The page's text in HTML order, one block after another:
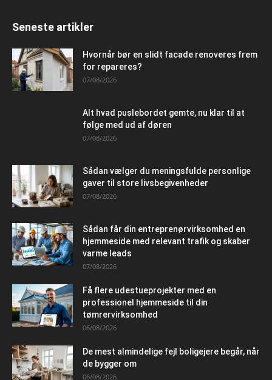
Seneste artikler
Hvornår bør en slidt facade renoveres frem
for repareres?
07/08/2026
Alt hvad puslebordet gemte, nu klar til at
følge med ud af døren
07/08/2026
Sådan vælger du meningsfulde personlige
gaver til store livsbegivenheder
07/08/2026
Sådan får din entreprenørvirksomhed en
hjemmeside med relevant trafik og skaber
varme leads
07/08/2026
Få flere udestueprojekter med en
professionel hjemmeside til din
tømrervirksomhed
06/08/2026
De mest almindelige fejl boligejere begår, når
de bygger om
06/08/2026